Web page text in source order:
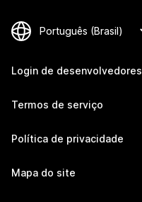
Login de desenvolvedores
Termos de serviço
Política de privacidade
Mapa do site